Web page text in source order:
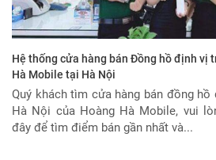
Hệ thống cửa hàng bán Đồng hồ định vị
Hà Mobile tại Hà Nội
Quý khách tìm cửa hàng bán đồng
Hà Nội của Hoàng Hà Mobile, vui
đây để tìm điểm bán gần nhất và...